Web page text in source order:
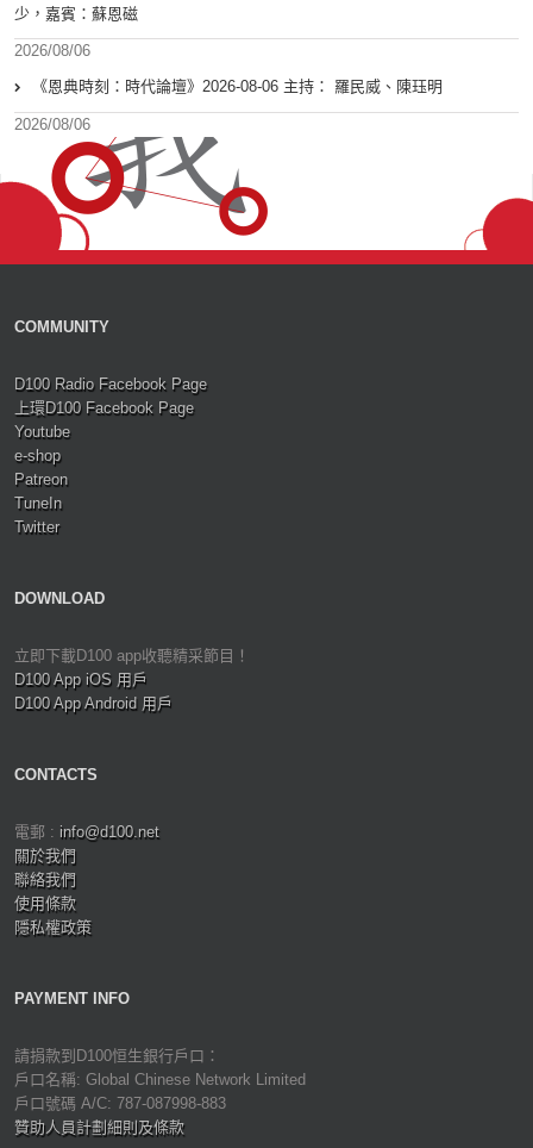
少，嘉賓：蘇恩磁
2026/08/06
《恩典時刻：時代論壇》2026-08-06 主持： 羅民威、陳珏明
2026/08/06
COMMUNITY
D100 Radio Facebook Page
上環D100 Facebook Page
Youtube
e-shop
Patreon
TuneIn
Twitter
DOWNLOAD
立即下載D100 app收聽精采節目！
D100 App iOS 用戶
D100 App Android 用戶
CONTACTS
電郵 : info@d100.net
關於我們
聯絡我們
使用條款
隱私權政策
PAYMENT INFO
請捐款到D100恒生銀行戶口：
戶口名稱: Global Chinese Network Limited
戶口號碼 A/C: 787-087998-883
贊助人員計劃細則及條款